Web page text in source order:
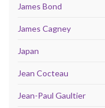
James Bond
James Cagney
Japan
Jean Cocteau
Jean-Paul Gaultier